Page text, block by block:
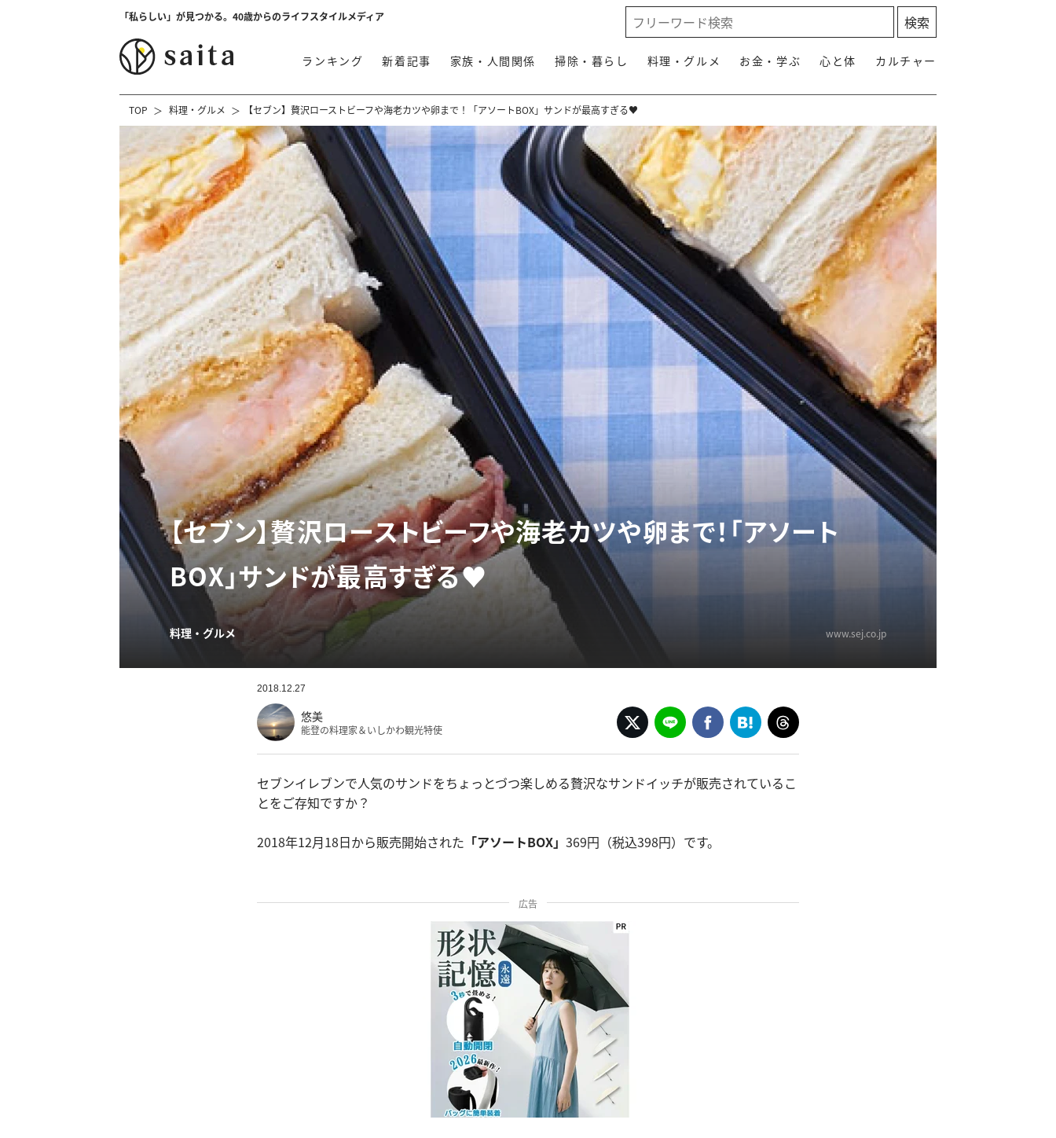
「私らしい」が見つかる。40歳からのライフスタイルメディア
ランキング 新着記事 家族・人間関係 掃除・暮らし 料理・グルメ お金・学ぶ 心と体 カルチャー
TOP 料理・グルメ 【セブン】贅沢ローストビーフや海老カツや卵まで！「アソートBOX」サンドが最高すぎる♥
【セブン】贅沢ローストビーフや海老カツや卵まで！「アソート
BOX」サンドが最高すぎる♥
料理・グルメ www.sej.co.jp
2018.12.27
悠美
能登の料理家＆いしかわ観光特使
セブンイレブンで人気のサンドをちょっとづつ楽しめる贅沢なサンドイッチが販売されているこ
とをご存知ですか？
2018年12月18日から販売開始された 「アソートBOX」 369円（税込398円）です。
広告